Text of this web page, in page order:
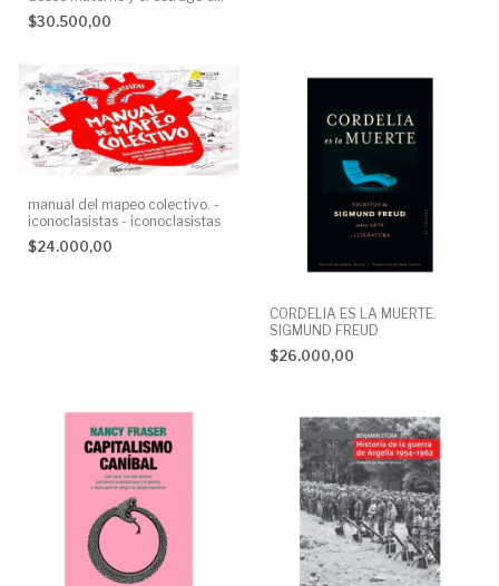
la relaci.n madr maria soledad
miloz maria soledad letra viva
$30.500,00
manual del mapeo colectivo. -
iconoclasistas - iconoclasistas
$24.000,00
CORDELIA ES LA MUERTE.
SIGMUND FREUD
$26.000,00